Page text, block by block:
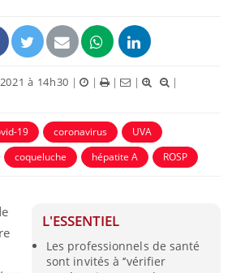
à 14h30 | | | |
|
19 coronavirus
UVA
coqueluche hépatite A ROSP
L'ESSENTIEL
Les professionnels de santé
sont invités à ‘’vérifier